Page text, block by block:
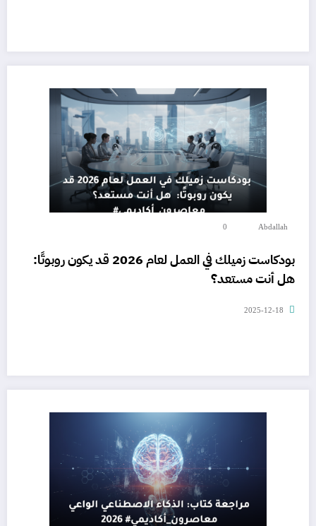
Abdallah
0
بودكاست زميلك في العمل لعام 2026 قد يكون روبوتًا:
هل أنت مستعد؟
2025-12-18